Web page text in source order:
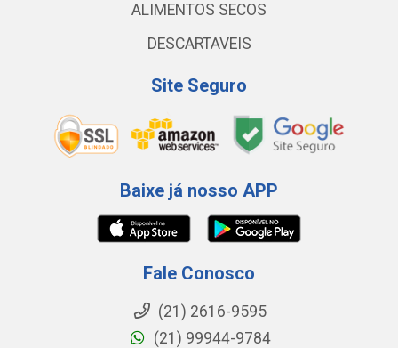
ALIMENTOS SECOS
DESCARTAVEIS
Site Seguro
Baixe já nosso APP
Fale Conosco
(21) 2616-9595
(21) 99944-9784